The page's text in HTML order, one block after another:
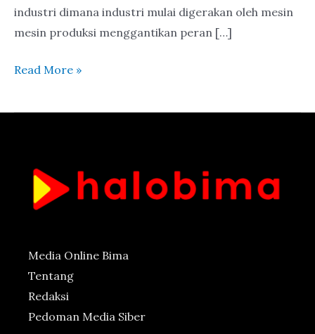
industri dimana industri mulai digerakan oleh mesin
mesin produksi menggantikan peran […]
Read More »
Media Online Bima
Tentang
Redaksi
Pedoman Media Siber